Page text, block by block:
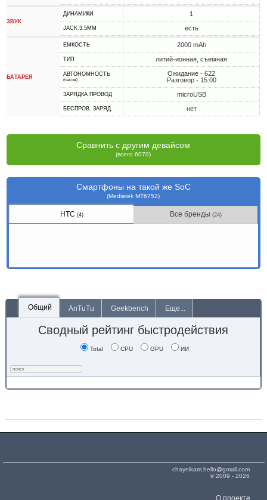
ЗВУК
ДИНАМИКИ 1
JACK 3.5MM есть
БАТАРЕЯ
ЕМКОСТЬ 2000 mAh
ТИП литий-ионная, съемная
АВТОНОМНОСТЬ
(часов)
Ожидание - 622
Разговор - 15:00
ЗАРЯДКА ПРОВОД microUSB
БЕСПРОВ. ЗАРЯД. нет
Сравнить с другим девайсом
(всего 6070)
Смартфоны на такой же SoC
(Mediatek MT6752)
HTC (4) Все бренды(24)
Общий AnTuTu Geekbench Еще...
Сводный рейтинг быстродействия
Total CPU GPU ИИ
chaynikam.hello@gmail.com
© 2009 - 2026
О проекте